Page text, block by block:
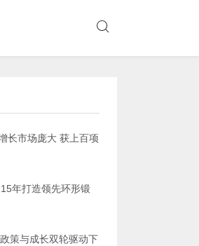
长市场庞大 获上百项
年打造领先环形锻
策与成长双轮驱动下